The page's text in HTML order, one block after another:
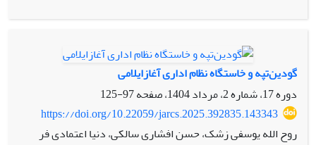
مهرهای استوانه‌ای حصار، از منظر مواد، شیوه ساخت و بیان
تصویری، پیوندهای فرهنگی حصار با جنوب غرب ایران و نیز نقش
آن در شبکه‌های مبادلاتی و هنری آغاز ایلامی را بازتاب می‌دهد.
مجموعه شواهد مزبور، تپه حصار را نه صرفاً به عنوان یک نقطه
تماس‌، بلکه به مثابه حلقه‌ای فعال و نوآور در تعاملات فرهنگی
اواخر هزاره چهارم ق.م مطرح می‌سازد و ضرورت بازنگری در
گودین‌تپه و خاستگاه نظام اداری آغازایلامی
دوره 17، شماره 2، مرداد 1404، صفحه
97-125
https://doi.org/10.22059/jarcs.2025.392835.143343
روح الله یوسفی زشک، حسن افشاری سالکی، دنیا اعتمادی فر